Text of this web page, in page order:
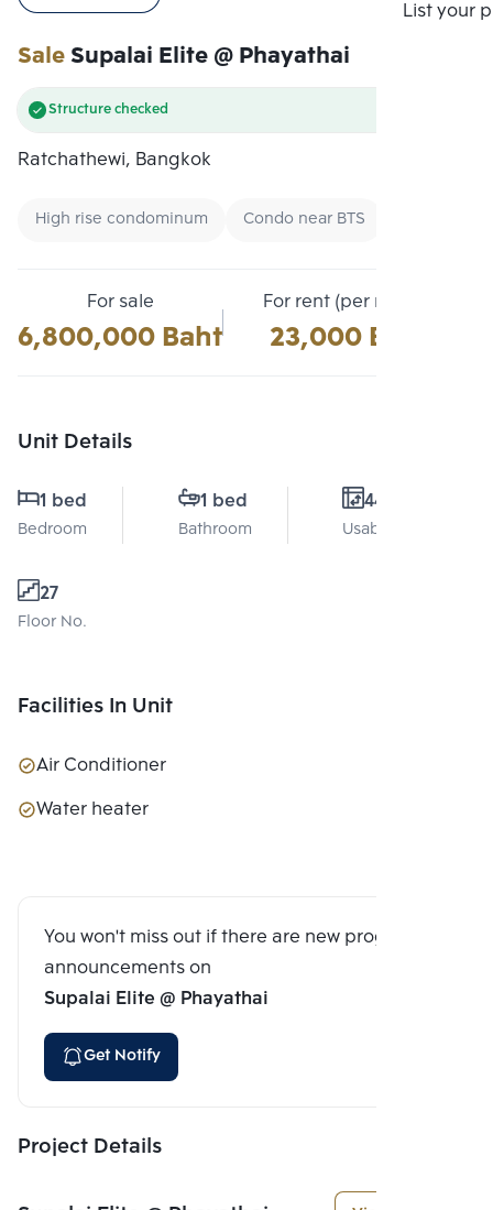
List your
SaleSupalai Elite @ Phayathai
Structure checked
Ratchathewi, Bangkok
High rise condominum Condo near BTS
For sale
6,800,000 Baht
For rent (per month)
23,000 Baht
Unit Details
1 bed
Bedroom
1 bed
Bathroom
44 Sq.m.
Usable area
27
Floor No.
Facilities In Unit
Air Conditioner
Water heater
You won't miss out if there are new program
announcements on
Supalai Elite @ Phayathai
Get Notify
Project Details